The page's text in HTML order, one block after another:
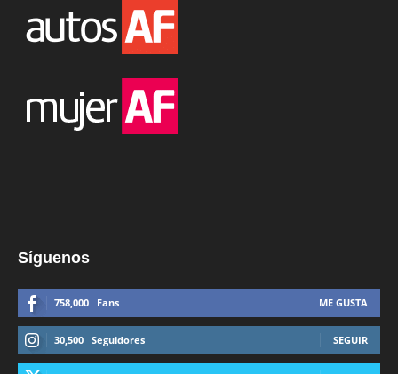
Síguenos
758,000 Fans ME GUSTA
30,500 Seguidores SEGUIR